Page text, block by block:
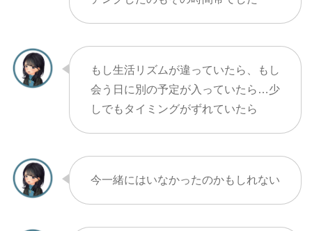
もし生活リズムが違っていたら、もし
会う日に別の予定が入っていたら…少
しでもタイミングがずれていたら
今一緒にはいなかったのかもしれない